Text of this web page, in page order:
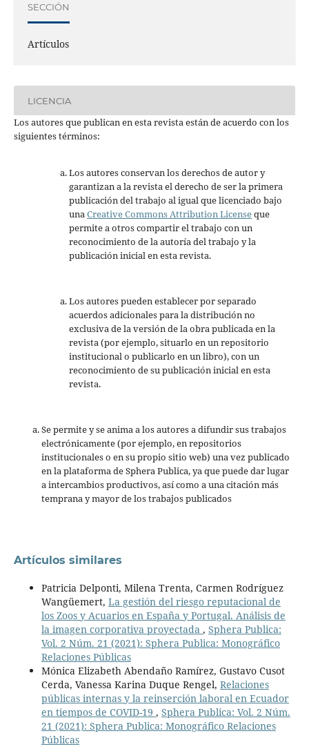
SECCIÓN
Artículos
LICENCIA
Los autores que publican en esta revista están de acuerdo con los
siguientes términos:
Los autores conservan los derechos de autor y
garantizan a la revista el derecho de ser la primera
publicación del trabajo al igual que licenciado bajo
unaCreative Commons Attribution Licenseque
permite a otros compartir el trabajo con un
reconocimiento de la autoría del trabajo y la
publicación inicial en esta revista.
Los autores pueden establecer por separado
acuerdos adicionales para la distribución no
exclusiva de la versión de la obra publicada en la
revista (por ejemplo, situarlo en un repositorio
institucional o publicarlo en un libro), con un
reconocimiento de su publicación inicial en esta
revista.
Se permite y se anima a los autores a difundir sus trabajos
electrónicamente (por ejemplo, en repositorios
institucionales o en su propio sitio web) una vez publicado
en la plataforma de Sphera Publica, ya que puede dar lugar
a intercambios productivos, así como a una citación más
temprana y mayor de los trabajos publicados
Artículos similares
Patricia Delponti, Milena Trenta, Carmen Rodríguez
Wangüemert, La gestión del riesgo reputacional de
los Zoos y Acuarios en España y Portugal. Análisis de
la imagen corporativa proyectada , Sphera Publica:
Vol. 2 Núm. 21 (2021): Sphera Publica: Monográfico
Relaciones Públicas
Mónica Elizabeth Abendaño Ramírez, Gustavo Cusot
Cerda, Vanessa Karina Duque Rengel, Relaciones
públicas internas y la reinserción laboral en Ecuador
en tiempos de COVID-19 , Sphera Publica: Vol. 2 Núm.
21 (2021): Sphera Publica: Monográfico Relaciones
Públicas